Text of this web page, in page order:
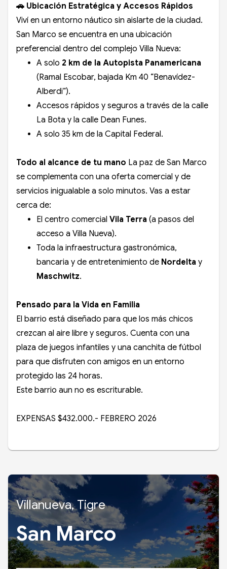
🚗 Ubicación Estratégica y Accesos Rápidos
Viví en un entorno náutico sin aislarte de la ciudad.
San Marco se encuentra en una ubicación
preferencial dentro del complejo Villa Nueva:
A solo 2 km de la Autopista Panamericana
(Ramal Escobar, bajada Km 40 “Benavídez-
Alberdi”).
Accesos rápidos y seguros a través de la calle
La Bota y la calle Dean Funes.
A solo 35 km de la Capital Federal.
Todo al alcance de tu mano La paz de San Marco
se complementa con una oferta comercial y de
servicios inigualable a solo minutos. Vas a estar
cerca de:
El centro comercial Vila Terra (a pasos del
acceso a Villa Nueva).
Toda la infraestructura gastronómica,
bancaria y de entretenimiento de Nordelta y
Maschwitz.
Pensado para la Vida en Familia
El barrio está diseñado para que los más chicos
crezcan al aire libre y seguros. Cuenta con una
plaza de juegos infantiles y una canchita de fútbol
para que disfruten con amigos en un entorno
protegido las 24 horas.
Este barrio aun no es escriturable.
EXPENSAS $432.000.- FEBRERO 2026
Villanueva, Tigre
San Marco